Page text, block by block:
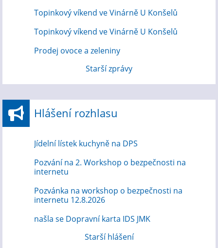
Topinkový víkend ve Vinárně U Konšelů
Topinkový víkend ve Vinárně U Konšelů
Prodej ovoce a zeleniny
Starší zprávy
Hlášení rozhlasu
Jídelní lístek kuchyně na DPS
Pozvání na 2. Workshop o bezpečnosti na
internetu
Pozvánka na workshop o bezpečnosti na
internetu 12.8.2026
našla se Dopravní karta IDS JMK
Starší hlášení